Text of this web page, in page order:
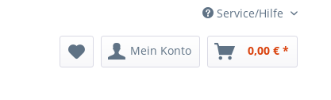
Service/Hilfe
Mein Konto 0,00 € *